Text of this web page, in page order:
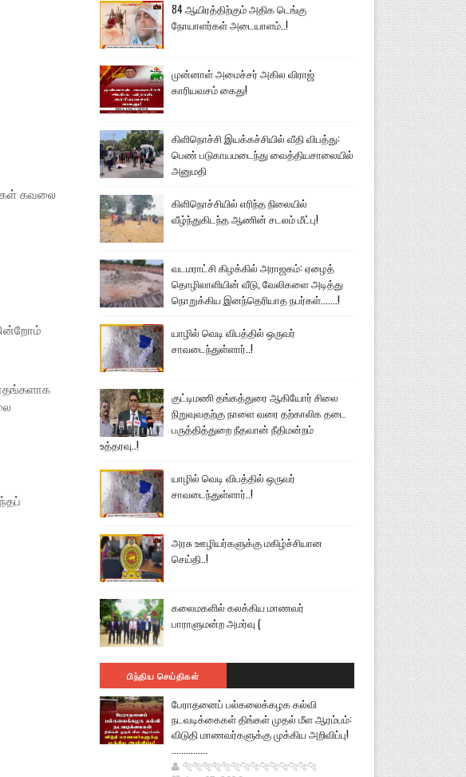
கவலை
84 ஆயிரத்திற்கும் அதிக டெங்கு
நோயாளர்கள் அடையாளம்..!
முன்னாள் அமைச்சர் அகில விராஜ்
காரியவசம் கைது!
கிளிநொச்சி இயக்கச்சியில் வீதி விபத்து:
பெண் படுகாயமடைந்து வைத்தியசாலையில்
அனுமதி
கிளிநொச்சியில் எரிந்த நிலையில்
வீழ்ந்துகிடந்த ஆணின் சடலம் மீட்பு!
வடமராட்சி கிழக்கில் அராஜகம்: ஏழைத்
தொழிலாளியின் வீடு, வேலிகளை அடித்து
நொறுக்கிய இனந்தெரியாத நபர்கள்.......!
யாழில் வெடி விபத்தில் ஒருவர்
சாவடைந்துள்ளார்..!
குட்டிமணி தங்கத்துரை ஆகியோர் சிலை
நிறுவுவதற்கு நாளை வரை தற்காலிக தடை
பருத்தித்துறை நீதவான் நீதிமன்றம்
உத்தரவு..!
யாழில் வெடி விபத்தில் ஒருவர்
சாவடைந்துள்ளார்..!
அரசு ஊழியர்களுக்கு மகிழ்ச்சியான
செய்தி..!
கலைமகளில் கலக்கிய மாணவர்
பாராளுமன்ற அமர்வு (
பிந்திய செய்திகள்
பேராதனைப் பல்கலைக்கழக கல்வி
நடவடிக்கைகள் திங்கள் முதல் மீள ஆரம்பம்:
விடுதி மாணவர்களுக்கு முக்கிய அறிவிப்பு!
...............
🐅🐅🐅🐅🐅🐅🐆🐆🐆🐆🐆🐆🐆🐆